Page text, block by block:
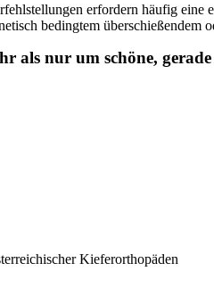
erfordern häufig eine
bedingtem
als nur um schöne,
Kieferorthopäden